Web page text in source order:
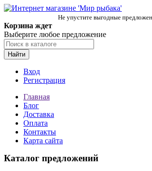
Не упустите выгодные
Корзина ждет
Выберите любое предложение
Найти
Вход
Регистрация
Главная
Блог
Доставка
Оплата
Контакты
Карта сайта
Каталог предложений